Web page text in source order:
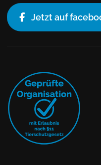
Jetzt auf